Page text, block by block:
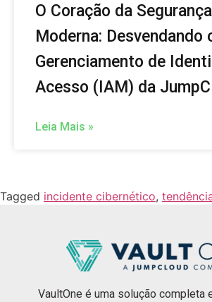
O Coração da Segurança
Moderna: Desvendando
Gerenciamento de
Acesso (IAM) da
Leia Mais »
Tagged incidente cibernético,
VaultOne é uma solução completa